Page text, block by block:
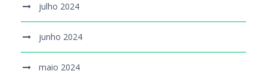
julho 2024
junho 2024
maio 2024